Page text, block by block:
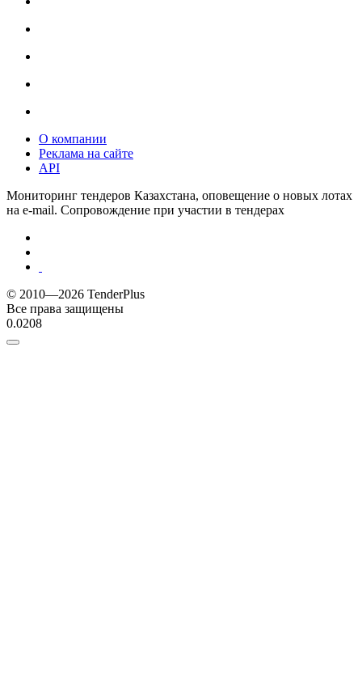
О компании
Реклама на сайте
API
Мониторинг тендеров Казахстана, оповещение о новых лотах
на e-mail. Сопровождение при участии в тендерах
© 2010—2026 TenderPlus
Все права защищены
0.0208